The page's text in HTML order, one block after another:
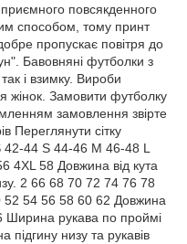
повсякденного
способом, тому принт
пропускає повітря до
Бавовняні футболки з
і взимку. Вироби
жінок. Замовити футболку
замовлення звірте
Переглянути сітку
42-44 S 44-46 M 46-48 L
4XL 58 Довжина від кута
2 66 68 70 72 74 76 78
52 54 56 58 60 62 Довжина
Ширина рукава по проймі
низу та рукавів